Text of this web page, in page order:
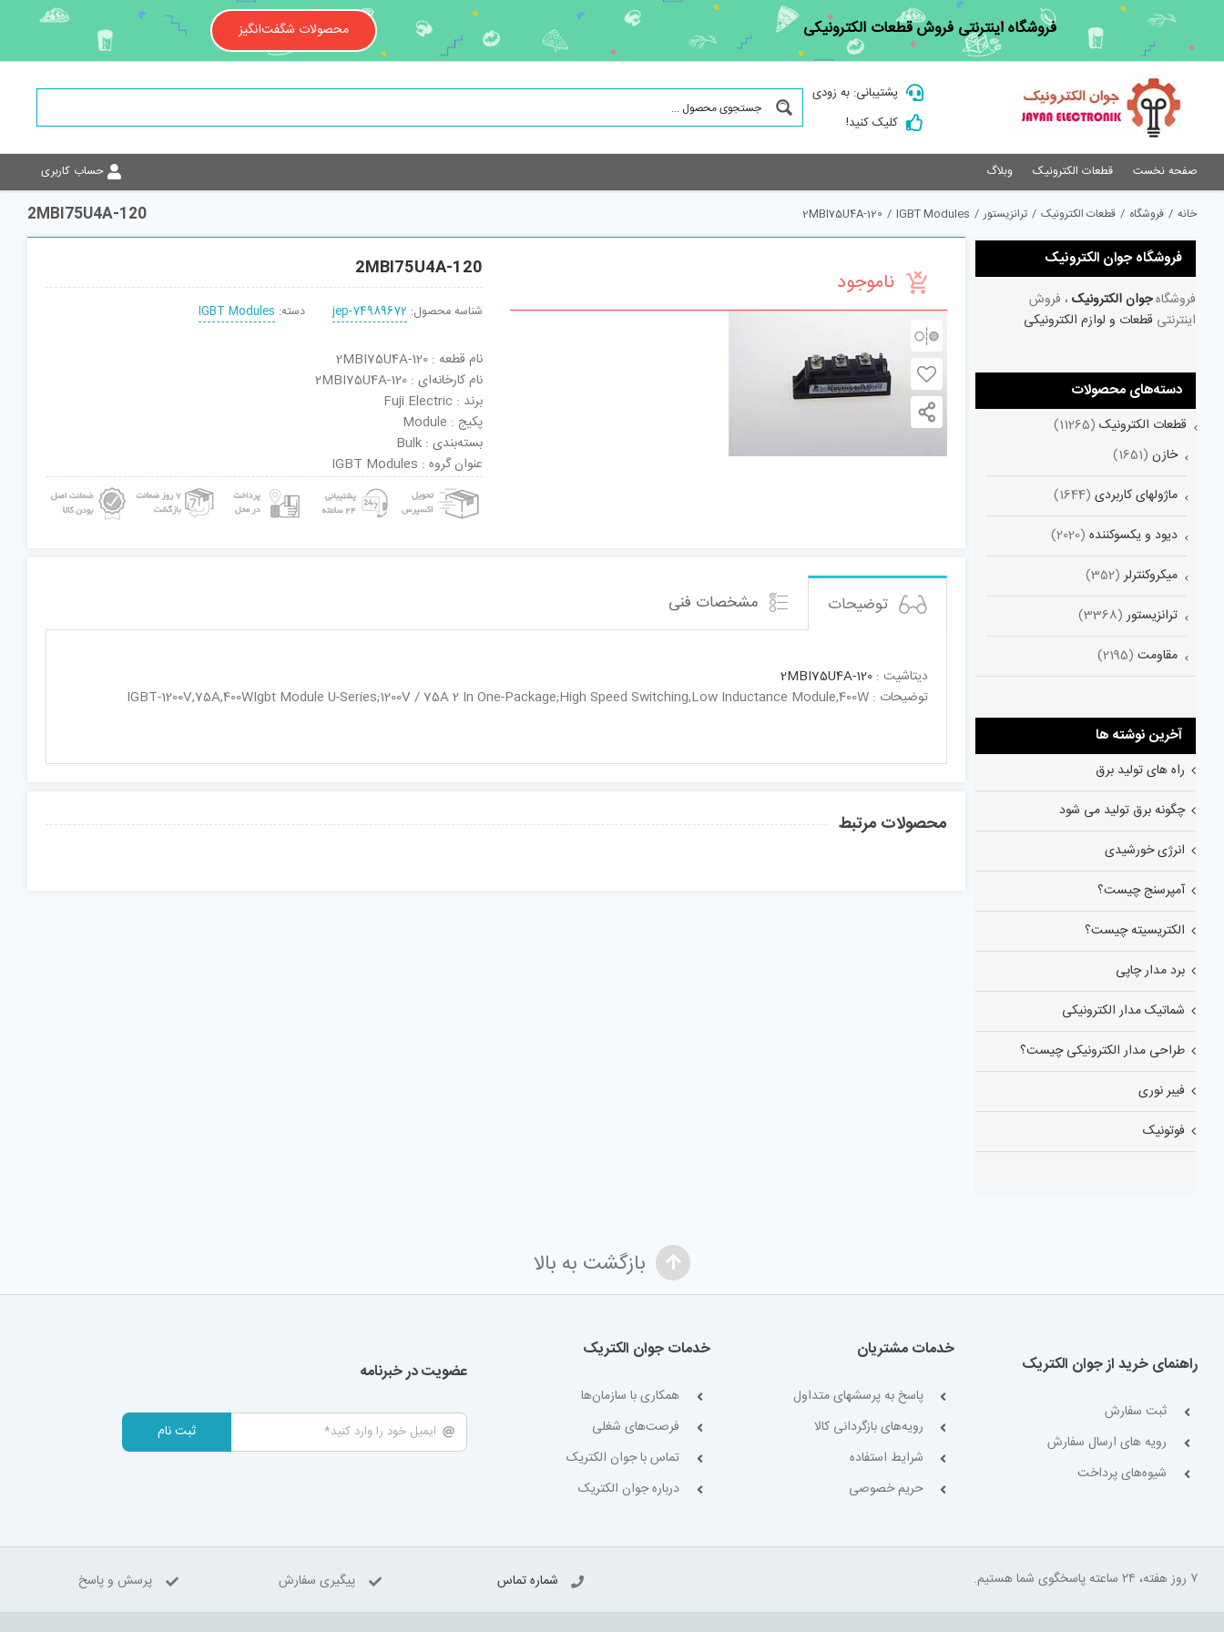
content
فروشگاه اینترنتی فروش قطعات الکترونیکی محصولات شگفت‌انگیز
پشتیبانی: به زودی
کلیک کنید!
صفحه نخست قطعات الکترونیک وبلاگ حساب کاربری
2MBI75U4A-120 خانه / فروشگاه / قطعات الکترونیک / ترانزیستور /
IGBT Modules
/
2MBI75U4A-120
ناموجود 2MBI75U4A-120
شناسه محصول: jep-74989672 دسته: IGBT Modules
نام قطعه : 2MBI75U4A-120
نام کارخانه‌ای : 2MBI75U4A-120
برند : Fuji Electric
پکیج : Module
بسته‌بندی : Bulk
عنوان گروه : IGBT Modules
توضیحات مشخصات فنی
دیتاشیت : 2MBI75U4A-120
توضیحات : IGBT-1200V,75A,400WIgbt Module U-Series;1200V / 75A 2 In One-Package;High Speed Switching,Low Inductance Module,400W
محصولات مرتبط
فروشگاه جوان الکترونیک
فروشگاهجوان الکترونیک ، فروش
اینترنتی قطعات و لوازم الکترونیکی
دسته‌های محصولات
قطعات الکترونیک (11265)
خازن (1651)
ماژولهای کاربردی (1644)
دیود و یکسوکننده (2020)
میکروکنترلر (352)
ترانزیستور (3368)
مقاومت (2195)
آخرین نوشته ها
راه های تولید برق
چگونه برق تولید می شود
انرژی خورشیدی
آمپرسنج چیست؟
الکتریسیته چیست؟
برد مدار چاپی
شماتیک مدار الکترونیکی
طراحی مدار الکترونیکی چیست؟
فیبر نوری
فوتونیک
بازگشت به بالا
راهنمای خرید از جوان الکتریک
ثبت سفارش
رویه های ارسال سفارش
شیوه‌های پرداخت
خدمات مشتریان
پاسخ به پرسشهای متداول
رویه‌های بازگردانی کالا
شرایط استفاده
حریم خصوصی
خدمات جوان الکتریک
همکاری با سازمان‌ها
فرصت‌های شغلی
تماس با جوان الکتریک
درباره جوان الکتریک
عضویت در خبرنامه
ثبت نام
۷ روز هفته، ۲۴ ساعته پاسخگوی شما هستیم. شماره تماس پیگیری سفارش پرسش و پاسخ